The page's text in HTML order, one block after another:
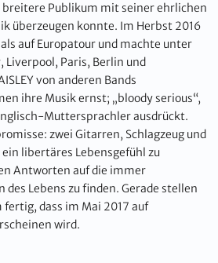
breitere Publikum mit seiner ehrlichen
überzeugen konnte. Im Herbst 2016
auf Europatour und machte unter
Paris, Berlin und
von anderen Bands
ihre Musik ernst; „bloody serious“,
Muttersprachler ausdrückt.
zwei Gitarren, Schlagzeug und
ein libertäres Lebensgefühl zu
Antworten auf die immer
des Lebens zu finden. Gerade stellen
fertig, dass im Mai 2017 auf
wird.